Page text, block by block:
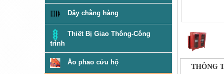
Dây chằng hàng
Thiết Bị Giao Thông-Công
trình
Áo phao cứu hộ
THÔNG